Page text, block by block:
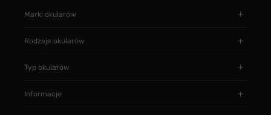
Marki okularów
Rodzaje okularów
Typ okularów
Informacje